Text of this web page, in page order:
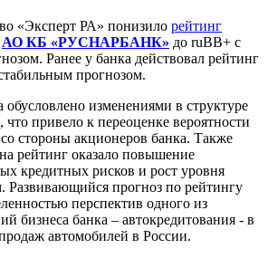
«Эксперт РА» понизило рейтинг
АО КБ «РУСНАРБАНК» до ruBB+ с
Ранее у банка действовал рейтинг
прогнозом.
изменениями в структуре
что привело к переоценке вероятности
стороны акционеров банка. Также
рейтинг оказало повышение
кредитных рисков и рост уровня
Развивающийся прогноз по рейтингу
перспектив одного из
бизнеса банка – автокредитования - в
автомобилей в России.